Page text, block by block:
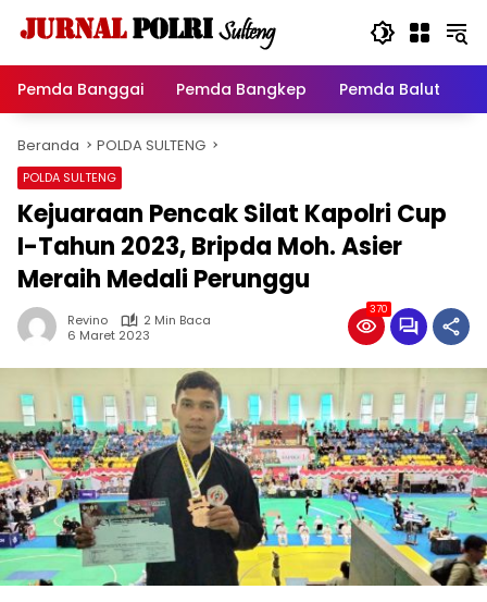
Pemda Banggai
Pemda Bangkep Pemda Balut
Beranda POLDA SULTENG
POLDA SULTENG
Kejuaraan Pencak Silat Kapolri Cup
I-Tahun 2023, Bripda Moh. Asier
Meraih Medali Perunggu
Revino
2 Min Baca
6 Maret 2023
370